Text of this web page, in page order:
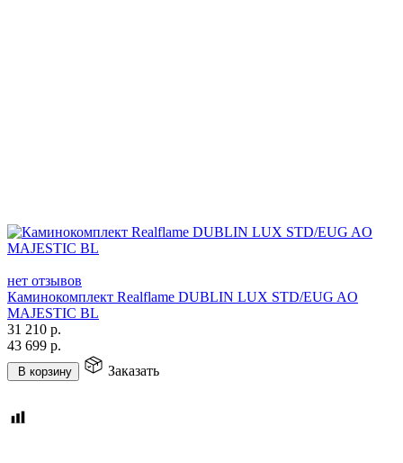
нет отзывов
Каминокомплект Realflame DUBLIN LUX STD/EUG AO
MAJESTIC BL
31 210 р.
43 699 р.
В корзину Заказать